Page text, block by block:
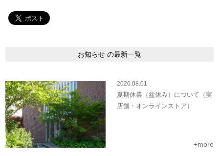
お知らせ の最新一覧
2026.08.01
夏期休業（盆休み）について（実
店舗・オンラインストア）
+more